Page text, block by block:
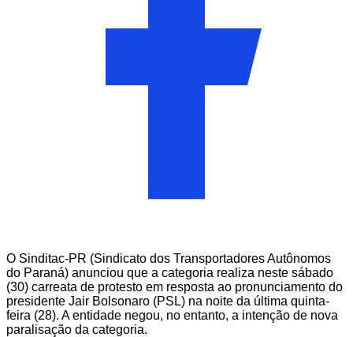
O Sinditac-PR (Sindicato dos Transportadores Autônomos
do Paraná) anunciou que a categoria realiza neste sábado
(30) carreata de protesto em resposta ao pronunciamento do
presidente Jair Bolsonaro (PSL) na noite da última quinta-
feira (28). A entidade negou, no entanto, a intenção de nova
paralisação da categoria.